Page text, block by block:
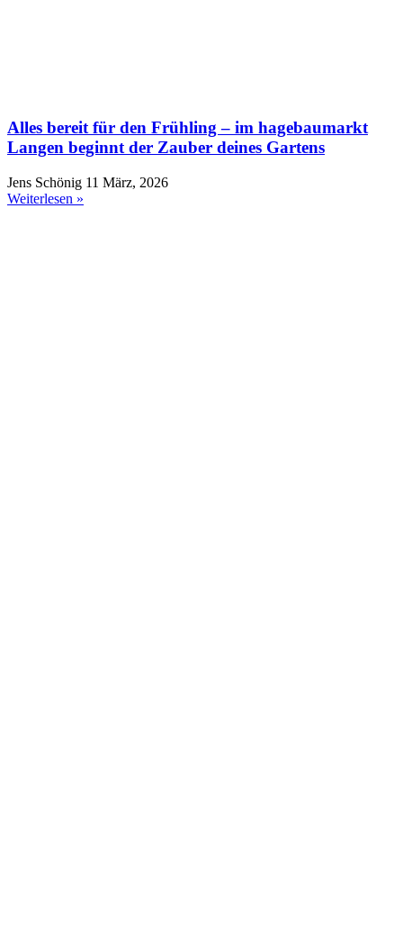
Alles bereit für den Frühling – im hagebaumarkt
Langen beginnt der Zauber deines Gartens
Jens Schönig 11 März, 2026
Weiterlesen »